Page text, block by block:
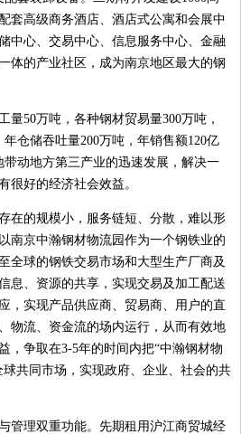
套高级商务酒店、酒店式公寓和会展中
中心、交易中心、信息服务中心、金融
体的产业社区，成为南京地区最大的钢
量50万吨，各种钢材贸易量300万吨，
仓储吞吐量200万吨，年销售额120亿
动地方第三产业的迅速发展，解决一
很好的经济社会效益。
在的规模小，服务链短、分散，难以形
南京中瀚钢材物流园作为一个钢铁业的
全球的钢铁交易市场和大型生产厂商及
息、资源的共享，实现交易及加工配送
，实现产品供应商、贸易商、用户的直
物流、资金流的场内运行，从而有效地
，争取在3-5年的时间内把“中瀚钢材物
共同市场，实现政府、企业、社会的共
管理双重功能。先期租用沪江商贸城经